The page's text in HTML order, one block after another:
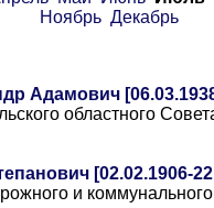
Ноябрь Декабрь
Адамович
областного
[02.02.1906-
и